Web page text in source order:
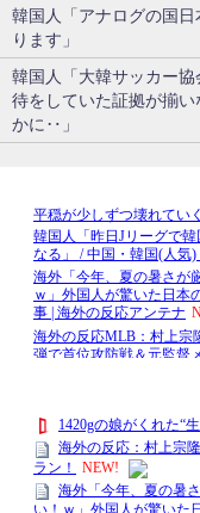
韓国人「アナログの国
ります」
韓国人「大韓サッカー
待をしていた証拠が揃
かに‥」